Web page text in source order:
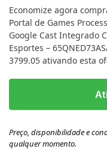
Economize agora
Portal de Games
Google Cast Integrado
Esportes –
3799.05 ativando esta
Preço, disponibilidade e
qualquer momento.